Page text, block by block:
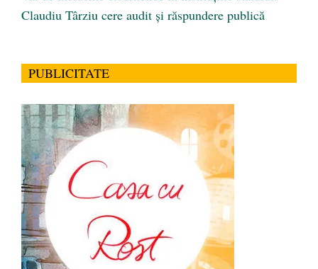
Claudiu Târziu cere audit și răspundere publică
PUBLICITATE